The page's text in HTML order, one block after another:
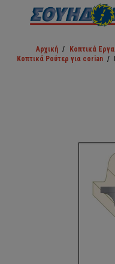
Αρχική / Κοπτικά
Κοπτικά Ρούτερ για corian /